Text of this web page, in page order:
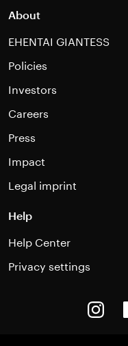
About
EHENTAI GIANTESS
Policies
Investors
Careers
Press
Impact
Legal imprint
Help
Help Center
Privacy settings